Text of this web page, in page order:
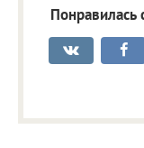
Понравилась